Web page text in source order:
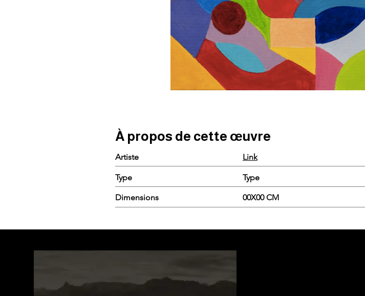
À propos de cette œuvre
Artiste Link
Type Type
Dimensions 00X00 CM